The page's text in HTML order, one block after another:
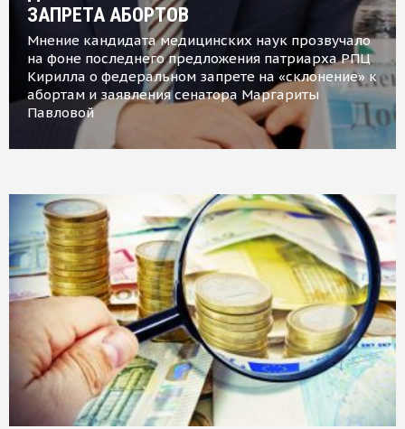
ЗАПРЕТА АБОРТОВ
Мнение кандидата медицинских наук прозвучало
на фоне последнего предложения патриарха РПЦ
Кирилла о федеральном запрете на «склонение» к
абортам и заявления сенатора Маргариты
Павловой